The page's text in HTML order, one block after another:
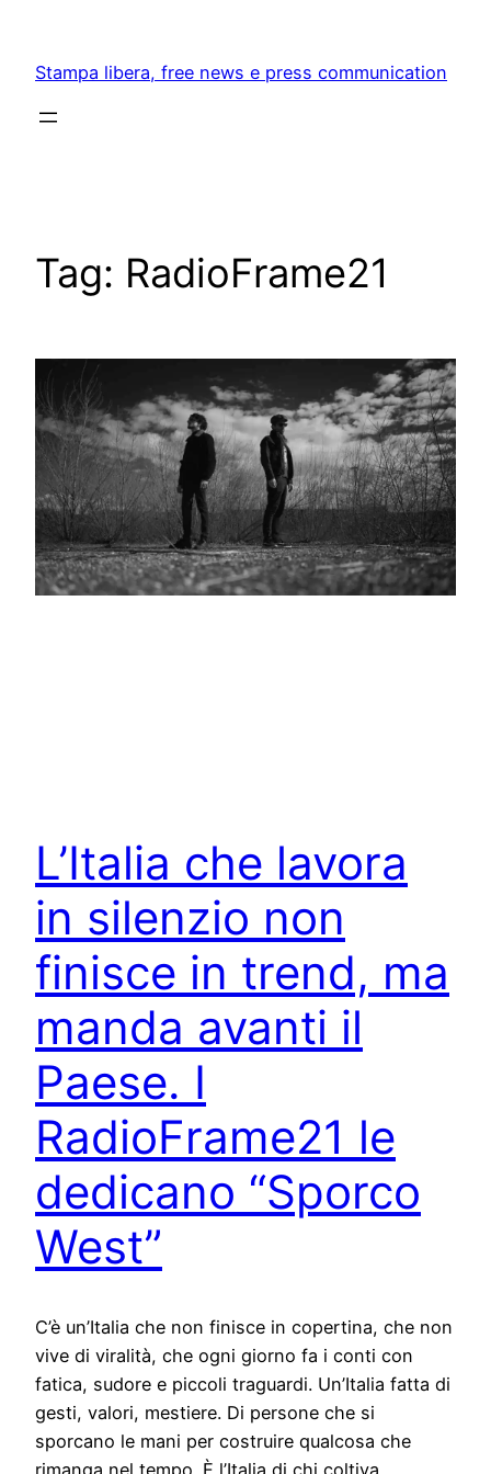
content
Stampa libera, free news e press communication
Tag: RadioFrame21
L’Italia che lavora
in silenzio non
finisce in trend, ma
manda avanti il
Paese. I
RadioFrame21 le
dedicano “Sporco
West”
C’è un’Italia che non finisce in copertina, che non
vive di viralità, che ogni giorno fa i conti con
fatica, sudore e piccoli traguardi. Un’Italia fatta di
gesti, valori, mestiere. Di persone che si
sporcano le mani per costruire qualcosa che